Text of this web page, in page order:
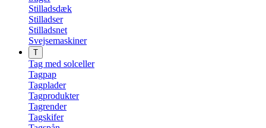
Stilladsdæk
Stilladser
Stilladsnet
Svejsemaskiner
T
Tag med solceller
Tagpap
Tagplader
Tagprodukter
Tagrender
Tagskifer